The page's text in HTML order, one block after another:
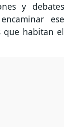
y debates
ese
que habitan el